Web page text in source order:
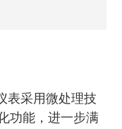
表采用微处理技
功能，进一步满